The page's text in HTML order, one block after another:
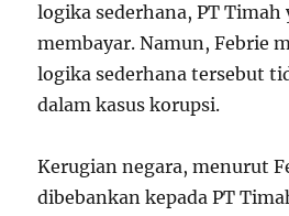
logika sederhana, PT Timah
membayar. Namun, Febrie
logika sederhana tersebut
dalam kasus korupsi.
Kerugian negara, menurut
dibebankan kepada PT